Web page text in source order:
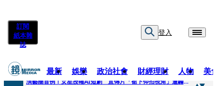
訂閱
紙本雜
誌
登入
最新 娛樂 政治社會 財經理財 人物 美
快訊
演藝圈首例！女星授權AI短劇 宣傳片「裙下仰拍視角」遭轟擦邊：自降身價